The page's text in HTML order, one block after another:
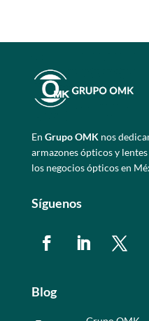
En Grupo OMKnos
armazones ópticos y
los negocios ópticos en
Síguenos
Blog